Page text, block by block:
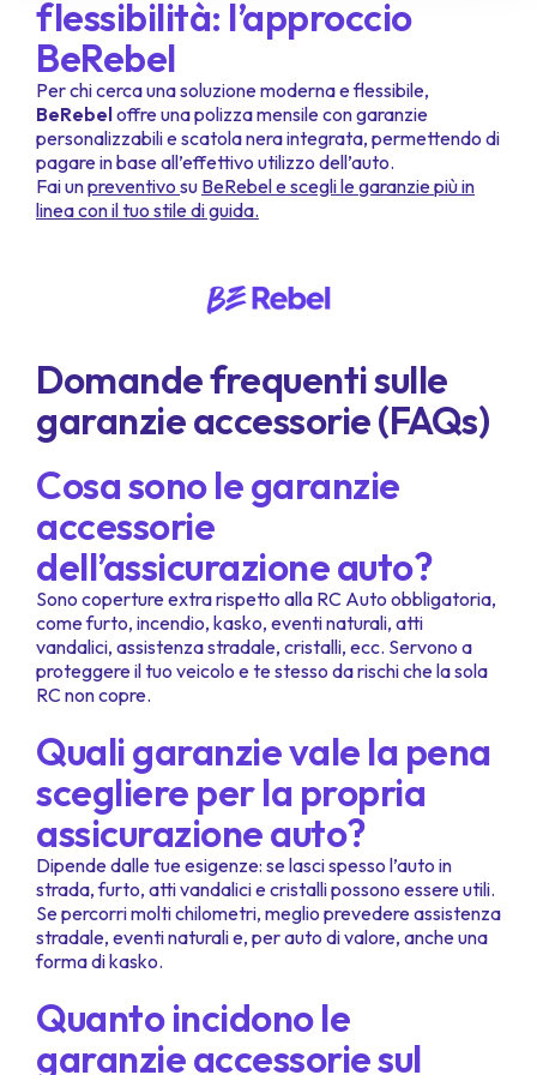
flessibilità: l’approccio
BeRebel
Per chi cerca una soluzione moderna e flessibile,
BeRebeloffre una polizza mensile con garanzie
personalizzabili e scatola nera integrata, permettendo di
pagare in base all’effettivo utilizzo dell’auto.
Fai unpreventivo su BeRebel e scegli legaranziepiù in
linea con il tuo stile di guida.
Domande frequenti sulle
garanzie accessorie (FAQs)
Cosa sono le garanzie
accessorie
dell’assicurazione auto?
Sono coperture extra rispetto alla RC Auto obbligatoria,
come furto, incendio, kasko, eventi naturali, atti
vandalici, assistenza stradale, cristalli, ecc. Servono a
proteggere il tuo veicolo e te stesso da rischi che la sola
RC non copre.
Quali garanzie vale la pena
scegliere per la propria
assicurazione auto?
Dipende dalle tue esigenze: se lasci spesso l’auto in
strada, furto, atti vandalici e cristalli possono essere utili.
Se percorri molti chilometri, meglio prevedere assistenza
stradale, eventi naturali e, per auto di valore, anche una
forma di kasko.
Quanto incidono le
garanzie accessorie sul